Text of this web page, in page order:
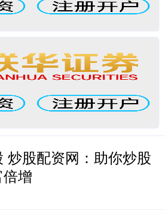
炒股配资网：助你炒股
增